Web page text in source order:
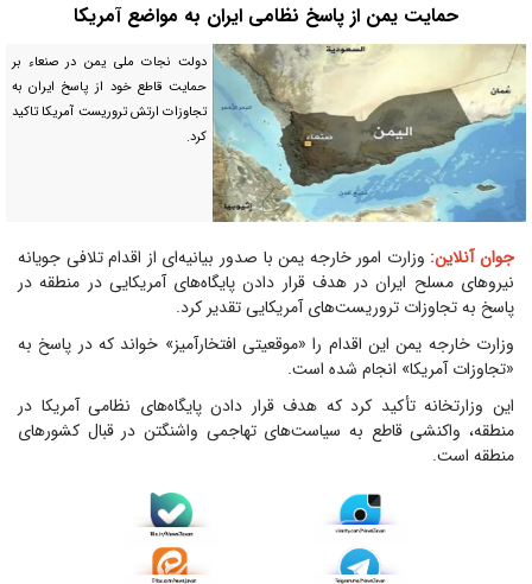
حمایت یمن از پاسخ نظامی ایران به مواضع آمریکا
دولت نجات ملی یمن در صنعاء بر
حمایت قاطع خود از پاسخ ایران به
تجاوزات ارتش تروریست آمریکا تاکید
کرد.
جوان آنلاین: وزارت امور خارجه یمن با صدور بیانیه‌ای از اقدام تلافی جویانه
نیرو‌های مسلح ایران در هدف قرار دادن پایگاه‌های آمریکایی در منطقه در
پاسخ به تجاوزات تروریست‌های آمریکایی تقدیر کرد.
وزارت خارجه یمن این اقدام را «موقعیتی افتخارآمیز» خواند که در پاسخ به
«تجاوزات آمریکا» انجام شده است.
این وزارتخانه تأکید کرد که هدف قرار دادن پایگاه‌های نظامی آمریکا در
منطقه، واکنشی قاطع به سیاست‌های تهاجمی واشنگتن در قبال کشور‌های
منطقه است.